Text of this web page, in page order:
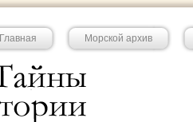
Главная Морской архив